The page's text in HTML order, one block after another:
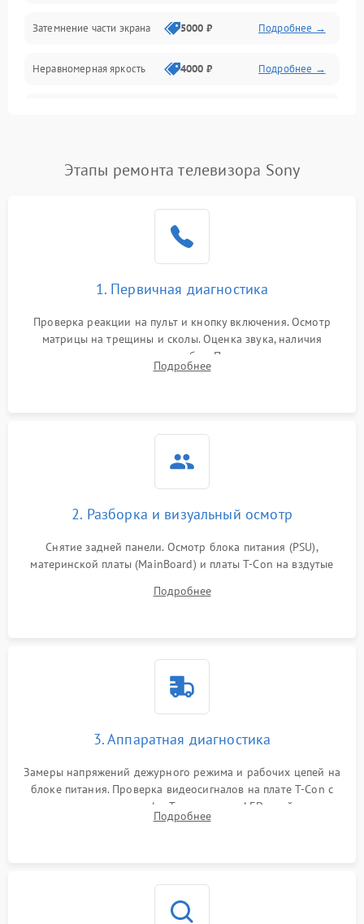
Сеть и подключения
Затемнение части экрана 5000 ₽ Подробнее →
Неравномерная яркость 4000 ₽ Подробнее →
Этапы ремонта телевизора Sony
1. Первичная диагностика
Проверка реакции на пульт и кнопку включения. Осмотр
матрицы на трещины и сколы. Оценка звука, наличия
подсветки и индикаторов ошибок. Подключение тестовых
источников сигнала для выявления симптомов поломки.
Подробнее
2. Разборка и визуальный осмотр
Снятие задней панели. Осмотр блока питания (PSU),
материнской платы (MainBoard) и платы T-Con на вздутые
Проверка надежности фиксации и целостности шлейфов.
Подробнее
3. Аппаратная диагностика
Замеры напряжений дежурного режима и рабочих цепей на
блоке питания. Проверка видеосигналов на плате T-Con с
помощью осциллографа. Тестирование LED-драйвера и
светодиодных планок подсветки мультиметром.
Подробнее